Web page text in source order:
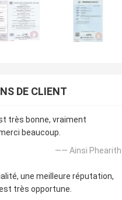
DE CLIENT
très bonne, vraiment
beaucoup.
—— Ainsi Phearith
une meilleure réputation,
très opportune.